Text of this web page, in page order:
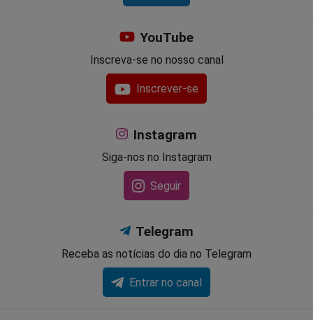
YouTube
Inscreva-se no nosso canal
Inscrever-se
Instagram
Siga-nos no Instagram
Seguir
Telegram
Receba as notícias do dia no Telegram
Entrar no canal